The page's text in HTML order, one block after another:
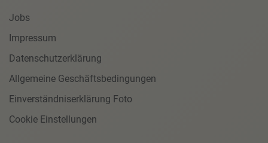
Jobs
Impressum
Datenschutzerklärung
Allgemeine Geschäftsbedingungen
Einverständniserklärung Foto
Cookie Einstellungen